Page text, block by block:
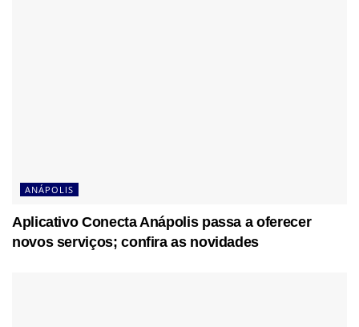
ANÁPOLIS
Aplicativo Conecta Anápolis passa a oferecer
novos serviços; confira as novidades